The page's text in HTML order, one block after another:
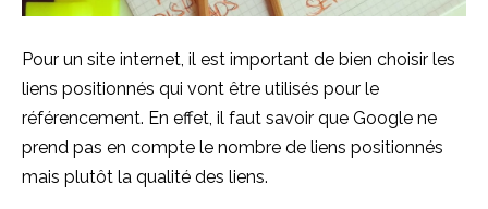
Pour un site internet, il est important de bien choisir les
liens positionnés qui vont être utilisés pour le
référencement. En effet, il faut savoir que Google ne
prend pas en compte le nombre de liens positionnés
mais plutôt la qualité des liens.